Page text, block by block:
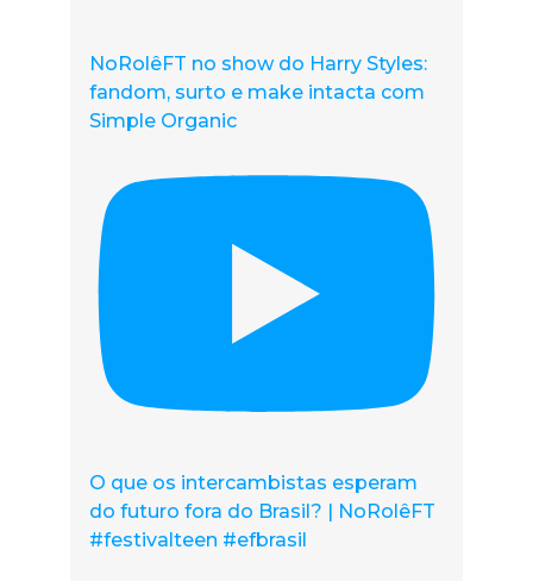
NoRolêFT no show do Harry Styles:
fandom, surto e make intacta com
Simple Organic
O que os intercambistas esperam
do futuro fora do Brasil? | NoRolêFT
#festivalteen #efbrasil